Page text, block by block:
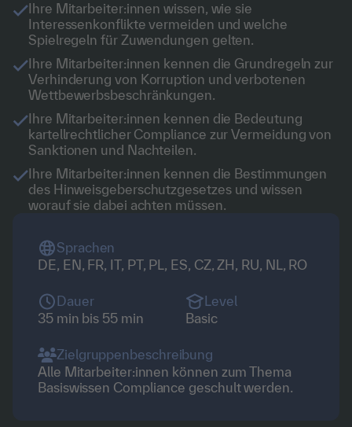
Ihre Mitarbeiter:innen wissen, wie sie
Interessenkonflikte vermeiden und welche
Spielregeln für Zuwendungen gelten.
Ihre Mitarbeiter:innen kennen die Grundregeln zur
Verhinderung von Korruption und verbotenen
Wettbewerbsbeschränkungen.
Ihre Mitarbeiter:innen kennen die Bedeutung
kartellrechtlicher Compliance zur Vermeidung von
Sanktionen und Nachteilen.
Ihre Mitarbeiter:innen kennen die Bestimmungen
des Hinweisgeberschutzgesetzes und wissen
worauf sie dabei achten müssen.
Sprachen
DE, EN, FR, IT, PT, PL, ES, CZ, ZH, RU, NL, RO
Dauer
35 min bis 55 min
Level
Basic
Zielgruppenbeschreibung
Alle Mitarbeiter:innen können zum Thema
Basiswissen Compliance geschult werden.